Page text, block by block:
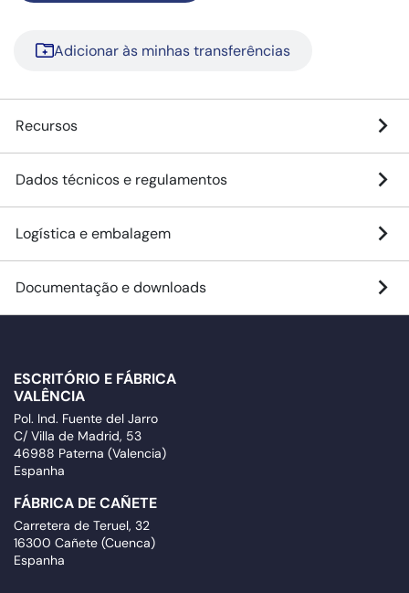
Adicionar às minhas transferências
Recursos
Dados técnicos e regulamentos
Logística e embalagem
Documentação e downloads
ESCRITÓRIO E FÁBRICA
VALÊNCIA
Pol. Ind. Fuente del Jarro
C/ Villa de Madrid, 53
46988 Paterna (Valencia)
Espanha
FÁBRICA DE CAÑETE
Carretera de Teruel, 32
16300 Cañete (Cuenca)
Espanha